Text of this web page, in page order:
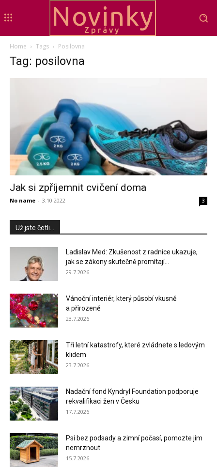
Novinky
Zprávy
Home Tags Posilovna
Tag: posilovna
Jak si zpříjemnit cvičení doma
No name - 3.10.2022 3
Už jste četli...
Ladislav Med: Zkušenost z radnice ukazuje,
jak se zákony skutečně promítají...
29.7.2026
Vánoční interiér, který působí vkusně
a přirozeně
23.7.2026
Tři letní katastrofy, které zvládnete s ledovým
klidem
23.7.2026
Nadační fond Kyndryl Foundation podporuje
rekvalifikaci žen v Česku
17.7.2026
Psi bez podsady a zimní počasí, pomozte jim
nemrznout
15.7.2026